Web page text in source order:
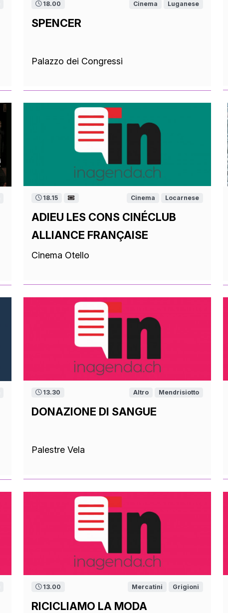
18.00 Cinema Luganese
SPENCER
Palazzo dei Congressi
18.15 Cinema Locarnese
ADIEU LES CONS CINÉCLUB
ALLIANCE FRANÇAISE
Cinema Otello
13.30 Altro Mendrisiotto
DONAZIONE DI SANGUE
Palestre Vela
13.00 Mercatini Grigioni
RICICLIAMO LA MODA